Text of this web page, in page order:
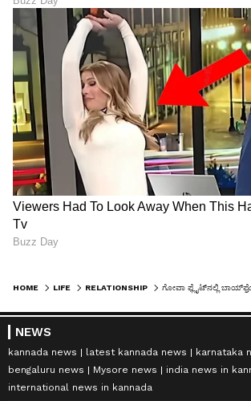
HOME LIFE RELATIONSHIP
NEWS
kannada news latest kannada news
karnataka
bengaluru news
Mysore news
india news in
international news in kannada